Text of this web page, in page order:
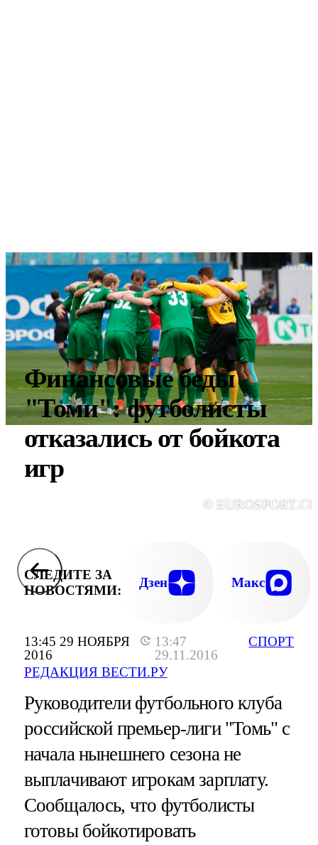
13:45 29 НОЯБРЯ
2016
13:47
29.11.2016
РЕДАКЦИЯ ВЕСТИ.РУ
СПОРТ
Финансовые беды
"Томи": футболисты
отказались от бойкота
игр
©
СЛЕДИТЕ ЗА
НОВОСТЯМИ:
Дзен Макс
Руководители футбольного клуба
российской премьер-лиги "Томь" с
начала нынешнего сезона не
выплачивают игрокам зарплату.
Сообщалось, что футболисты
готовы бойкотировать